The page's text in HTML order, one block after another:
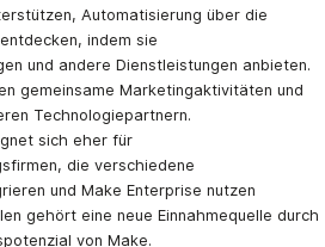
Automatisierung über die
indem sie
und andere Dienstleistungen anbieten.
gemeinsame Marketingaktivitäten und
Technologiepartnern.
sich eher für
die verschiedene
und Make Enterprise nutzen
gehört eine neue Einnahmequelle durch
von Make.